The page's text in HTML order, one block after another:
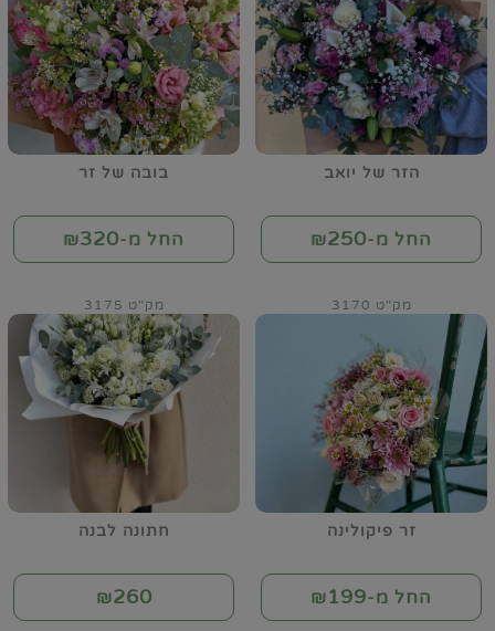
הזר של יואב
החל מ-₪250
בובה של זר
החל מ-₪320
זר פיקולינה
מק"ט 3170
החל מ-₪199
חתונה לבנה
מק"ט 3175
₪260